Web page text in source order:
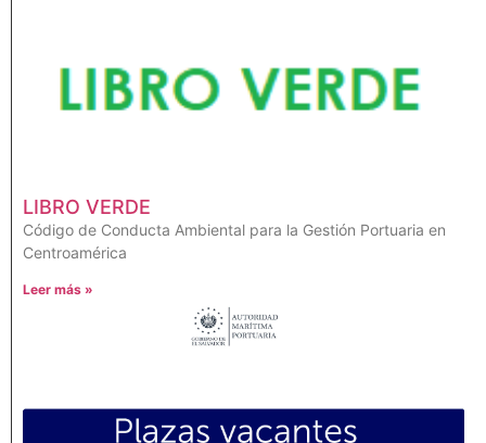
LIBRO VERDE
Código de Conducta Ambiental para la Gestión Portuaria en
Centroamérica
Leer más »